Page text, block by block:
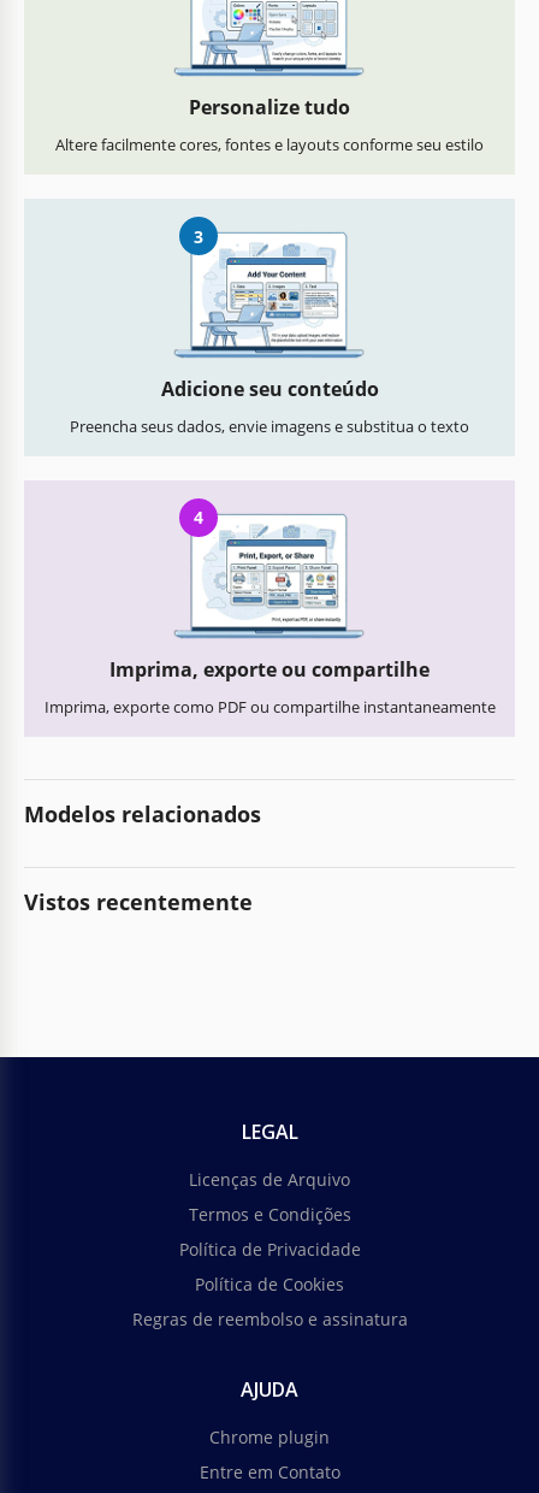
Personalize tudo
Altere facilmente cores, fontes e layouts conforme seu estilo
3
Adicione seu conteúdo
Preencha seus dados, envie imagens e substitua o texto
4
Imprima, exporte ou compartilhe
Imprima, exporte como PDF ou compartilhe instantaneamente
Modelos relacionados
Vistos recentemente
LEGAL
Licenças de Arquivo
Termos e Condições
Política de Privacidade
Política de Cookies
Regras de reembolso e assinatura
AJUDA
Chrome plugin
Entre em Contato